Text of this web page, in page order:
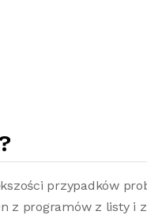
przypadków
z programów z listy i